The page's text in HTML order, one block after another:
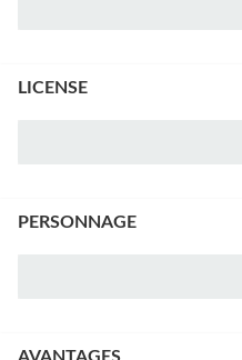
LICENSE
PERSONNAGE
AVANTAGES